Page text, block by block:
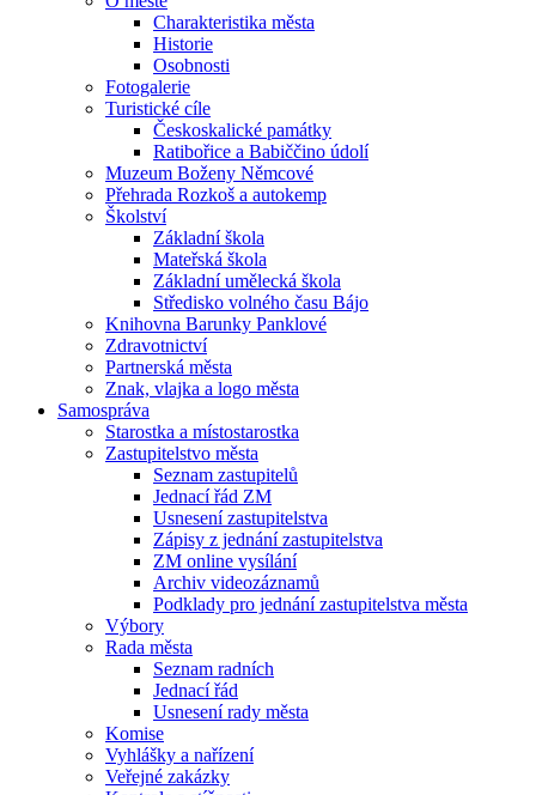
Charakteristika města
Historie
Osobnosti
Fotogalerie
Turistické cíle
Českoskalické památky
Ratibořice a Babiččino údolí
Muzeum Boženy Němcové
Přehrada Rozkoš a autokemp
Školství
Základní škola
Mateřská škola
Základní umělecká škola
Středisko volného času Bájo
Knihovna Barunky Panklové
Zdravotnictví
Partnerská města
Znak, vlajka a logo města
Samospráva
Starostka a místostarostka
Zastupitelstvo města
Seznam zastupitelů
Jednací řád ZM
Usnesení zastupitelstva
Zápisy z jednání zastupitelstva
ZM online vysílání
Archiv videozáznamů
Podklady pro jednání zastupitelstva města
Výbory
Rada města
Seznam radních
Jednací řád
Usnesení rady města
Komise
Vyhlášky a nařízení
Veřejné zakázky